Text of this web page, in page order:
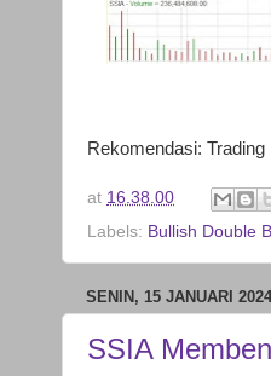
Rekomendasi:
at 16.38.00
Labels: Bullish Double
SENIN, 15 JANUARI 2024
SSIA